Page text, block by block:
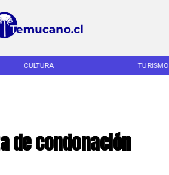
CULTURA TURISMO
de condonación